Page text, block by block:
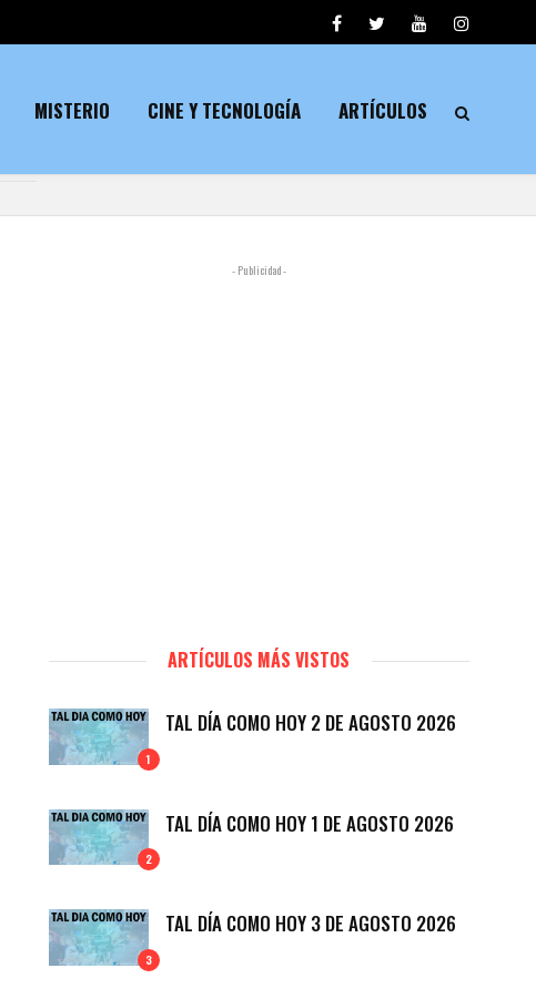
MISTERIO CINE Y TECNOLOGÍA ARTÍCULOS
- Publicidad -
ARTÍCULOS MÁS VISTOS
1
TAL DÍA COMO HOY 2 DE AGOSTO 2026
2
TAL DÍA COMO HOY 1 DE AGOSTO 2026
3
TAL DÍA COMO HOY 3 DE AGOSTO 2026